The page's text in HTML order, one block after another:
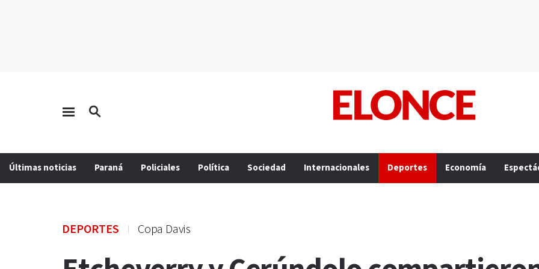
Últimas noticias Paraná Policiales Política Sociedad Internacionales Deportes Economía
DEPORTES Copa Davis